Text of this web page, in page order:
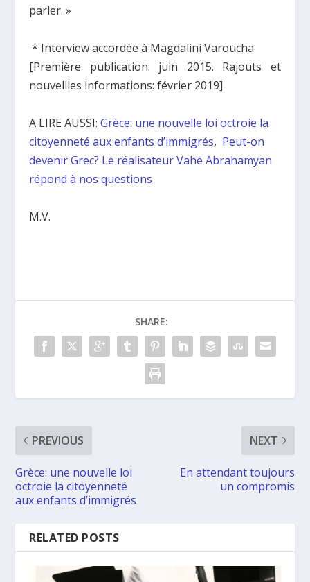
parler. »
* Interview accordée à Magdalini Varoucha
[Première publication: juin 2015. Rajouts et
nouvellles informations: février 2019]
A LIRE AUSSI:Grèce: une nouvelle loi octroie la
citoyenneté aux enfants d’immigrés, Peut-on
devenir Grec? Le réalisateur Vahe Abrahamyan
répond à nos questions
M.V.
SHARE:
PREVIOUS
Grèce: une nouvelle loi
octroie la citoyenneté
aux enfants d’immigrés
NEXT
En attendant toujours
un compromis
RELATED POSTS